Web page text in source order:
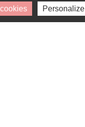
obligatoires.
Personalize